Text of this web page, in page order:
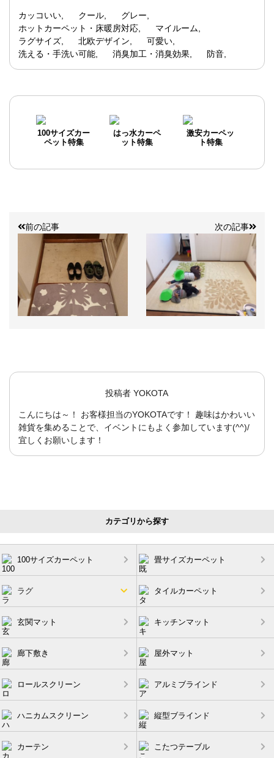
カッコいい クール
グレー
ホットカーペット・床暖房対応
マイルーム
ラグサイズ
北欧デザイン
可愛い
洗える・手洗い可能
消臭加工・消臭効果 防音
100サイズカー
ペット特集
はっ水カーペ
ット特集
激安カーペッ
ト特集
前の記事 次の記事
投稿者 YOKOTA
こんにちは～！ お客様担当のYOKOTAです！ 趣味はかわいい
雑貨を集めることで、イベントにもよく参加しています(^^)/
宜しくお願いします！
カテゴリから探す
100サイズカーペット 畳サイズカーペット
ラグ タイルカーペット
玄関マット キッチンマット
廊下敷き 屋外マット
ロールスクリーン アルミブラインド
ハニカムスクリーン 縦型ブラインド
カーテン こたつテーブル